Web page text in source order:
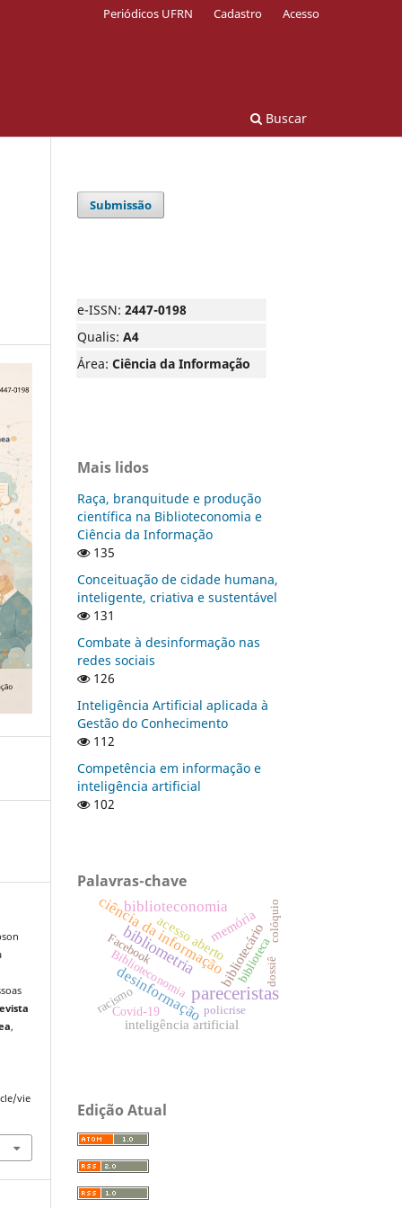
Buscar
Periódicos UFRN Cadastro Acesso
,
vie
Submissão
e-ISSN: 2447-0198
Qualis: A4
Área: Ciência da Informação
Mais lidos
Raça, branquitude e produção
científica na Biblioteconomia e
Ciência da Informação
135
Conceituação de cidade humana,
inteligente, criativa e sustentável
131
Combate à desinformação nas
redes sociais
126
Inteligência Artificial aplicada à
Gestão do Conhecimento
112
Competência em informação e
inteligência artificial
102
Palavras-chave
pareceristas
bibliometria
ciência da informação
desinformação
biblioteconomia
acesso aberto
inteligência artificial
bibliotecário
memória
Biblioteconomia
Facebook
racismo
biblioteca
Covid-19
dossiê
policrise
colóquio
Edição Atual